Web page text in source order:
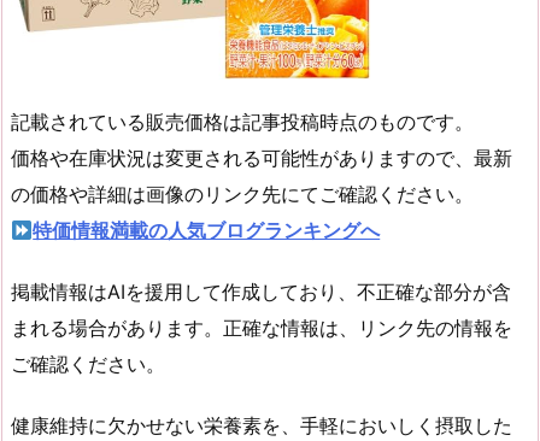
記載されている販売価格は記事投稿時点のものです。
価格や在庫状況は変更される可能性がありますので、最新
の価格や詳細は画像のリンク先にてご確認ください。
特価情報満載の人気ブログランキングへ
掲載情報はAIを援用して作成しており、不正確な部分が含
まれる場合があります。正確な情報は、リンク先の情報を
ご確認ください。
健康維持に欠かせない栄養素を、手軽においしく摂取した